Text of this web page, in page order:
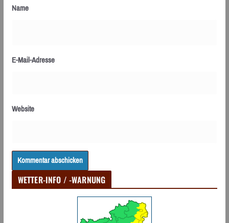
Name
E-Mail-Adresse
Website
WETTER-INFO / -WARNUNG